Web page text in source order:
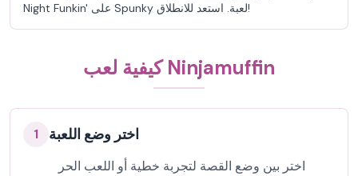
Night Funkin' على Spunky لعبة. استعد للانطلاق!
كيفية لعب Ninjamuffin
1 اختر وضع اللعبة
اختر بين وضع القصة لتجربة خطية أو اللعب الحر